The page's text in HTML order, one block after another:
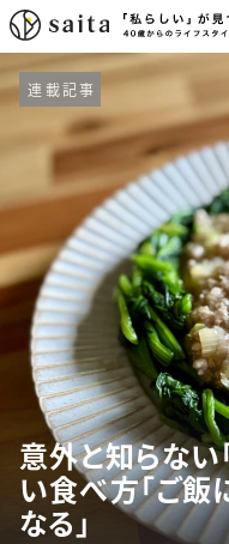
連載記事
意外と知らない
い食べ方「ご飯
なる」